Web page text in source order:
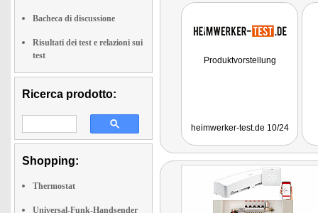
Bacheca di discussione
Risultati dei test e relazioni sui
test
Ricerca prodotto:
Shopping:
Thermostat
Universal-Funk-Handsender
Produktvorstellung
heimwerker-test.de 10/24